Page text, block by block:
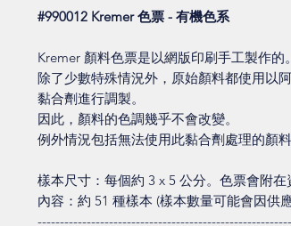
#990012 Kremer 色票 - 有機色系
Kremer 顏料色票是以網版印刷手工製作的。
除了少數特殊情況外，原始顏料都使用以
黏合劑進行調製。
因此，顏料的色調幾乎不會改變。
例外情況包括無法使用此黏合劑處理的顏
樣本尺寸：每個約 3 x 5 公分。色票會附在
內容：約 51 種樣本 (樣本數量可能會因供